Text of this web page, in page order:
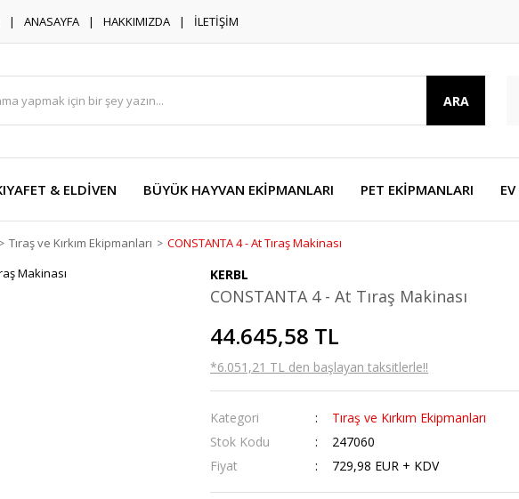
ANASAYFA HAKKIMIZDA İLETİŞİM
ARA
& ELDİVEN BÜYÜK HAYVAN EKİPMANLARI PET EKİPMANLARI
Tıraş ve Kırkım Ekipmanları CONSTANTA 4 - At Tıraş Makinası
KERBL
CONSTANTA 4 - At Tıraş Makinası
44.645,58 TL
*6.051,21 TL den başlayan taksitlerle!!
Kategori
Tıraş ve Kırkım Ekipmanları
Stok Kodu
247060
Fiyat
729,98 EUR + KDV